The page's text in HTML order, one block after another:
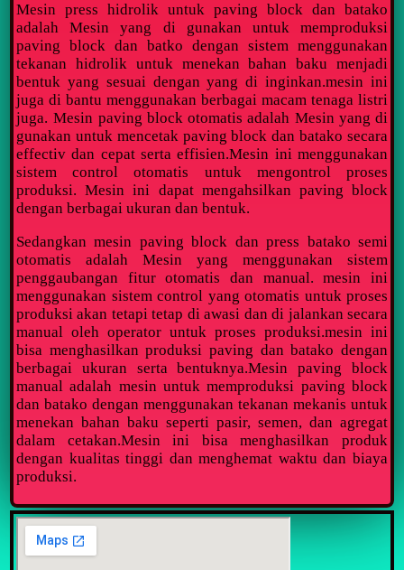
Mesin press hidrolik untuk paving block dan batako
adalah Mesin yang di gunakan untuk memproduksi
paving block dan batko dengan sistem menggunakan
tekanan hidrolik untuk menekan bahan baku menjadi
bentuk yang sesuai dengan yang di inginkan.mesin ini
juga di bantu menggunakan berbagai macam tenaga listri
juga. Mesin paving block otomatis adalah Mesin yang di
gunakan untuk mencetak paving block dan batako secara
effectiv dan cepat serta effisien.Mesin ini menggunakan
sistem control otomatis untuk mengontrol proses
produksi. Mesin ini dapat mengahsilkan paving block
dengan berbagai ukuran dan bentuk.
Sedangkan mesin paving block dan press batako semi
otomatis adalah Mesin yang menggunakan sistem
penggaubangan fitur otomatis dan manual. mesin ini
menggunakan sistem control yang otomatis untuk proses
produksi akan tetapi tetap di awasi dan di jalankan secara
manual oleh operator untuk proses produksi.mesin ini
bisa menghasilkan produksi paving dan batako dengan
berbagai ukuran serta bentuknya.Mesin paving block
manual adalah mesin untuk memproduksi paving block
dan batako dengan menggunakan tekanan mekanis untuk
menekan bahan baku seperti pasir, semen, dan agregat
dalam cetakan.Mesin ini bisa menghasilkan produk
dengan kualitas tinggi dan menghemat waktu dan biaya
produksi.